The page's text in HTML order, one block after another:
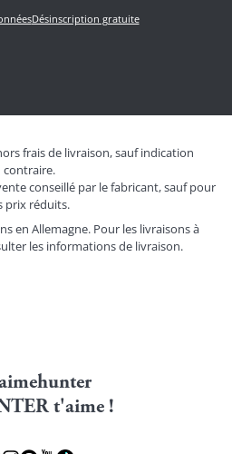
Désinscription gratuite
frais de livraison, sauf indication
contraire.
conseillé par le fabricant, sauf pour
prix réduits.
en Allemagne. Pour les livraisons à
les informations de livraison.
t'aime !